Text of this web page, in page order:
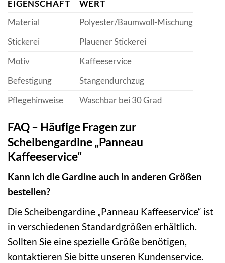
EIGENSCHAFT
WERT
Material
Polyester/Baumwoll-Mischung
Stickerei
Plauener Stickerei
Motiv
Kaffeeservice
Befestigung
Stangendurchzug
Pflegehinweise
Waschbar bei 30 Grad
FAQ – Häufige Fragen zur
Scheibengardine „Panneau
Kaffeeservice“
Kann ich die Gardine auch in anderen Größen
bestellen?
Die Scheibengardine „Panneau Kaffeeservice“ ist
in verschiedenen Standardgrößen erhältlich.
Sollten Sie eine spezielle Größe benötigen,
kontaktieren Sie bitte unseren Kundenservice.